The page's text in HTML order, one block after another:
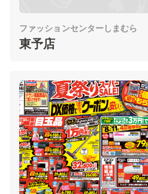
ファッションセンターしまむら
東予店